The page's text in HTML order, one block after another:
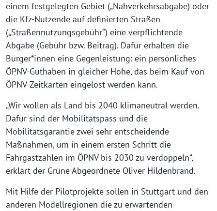
einem festgelegten Gebiet („Nahverkehrsabgabe) oder
die Kfz-Nutzende auf definierten Straßen
(„Straßennutzungsgebühr“) eine verpflichtende
Abgabe (Gebühr bzw. Beitrag). Dafür erhalten die
Bürger*innen eine Gegenleistung: ein persönliches
ÖPNV-Guthaben in gleicher Höhe, das beim Kauf von
ÖPNV-Zeitkarten eingelöst werden kann.
„Wir wollen als Land bis 2040 klimaneutral werden.
Dafür sind der Mobilitätspass und die
Mobilitätsgarantie zwei sehr entscheidende
Maßnahmen, um in einem ersten Schritt die
Fahrgastzahlen im ÖPNV bis 2030 zu verdoppeln“,
erklärt der Grüne Abgeordnete Oliver Hildenbrand.
Mit Hilfe der Pilotprojekte sollen in Stuttgart und den
anderen Modellregionen die zu erwartenden